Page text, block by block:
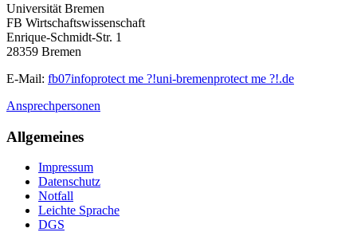
Universität Bremen
FB Wirtschaftswissenschaft
Enrique-Schmidt-Str. 1
28359 Bremen
E-Mail: fb07infoprotect me ?!uni-bremenprotect me ?!.de
Ansprechpersonen
Allgemeines
Impressum
Datenschutz
Notfall
Leichte Sprache
DGS